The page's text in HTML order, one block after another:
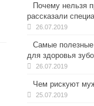
Почему нельзя
рассказали
26.07.2019
Самые
для здоровья
26.07.2019
Чем рискуют
25.07.2019